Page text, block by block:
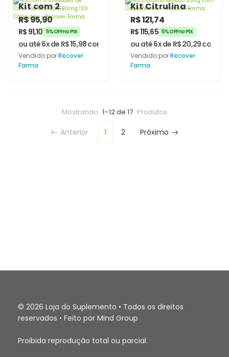
Kit com 2
unidades de
Citrulina Malato
500mg 120
Cápsulas –
Recover Farma
R$95,90
R$ 91,10 5% OFF no PIX
ou até 6x de R$15,98com juros
Vendido porRecover
Farma
Kit Citrulina
Malato 250g com
Coqueteleira –
Recover Farma
R$121,74
R$115,65 5% OFF no PIX
ou até 6x de R$20,29com
Vendido porRecover
Farma
Mostrando 1–12 de 17 Produtos
Anterior 1 2 Próximo
© 2026 Loja do Suplemento • Todos os direitos
reservados • Feito por Mind Group
Proibida reprodução total ou parcial.